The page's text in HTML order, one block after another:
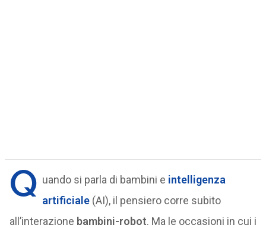
Q uando si parla di bambini e intelligenza
artificiale(AI), il pensiero corre subito
all’interazione bambini-robot. Ma le occasioni in cui i